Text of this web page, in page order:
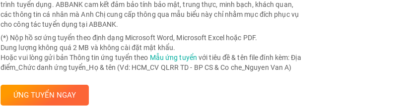
trình tuyển dụng. ABBANK cam kết đảm bảo tính bảo mật, trung thực, minh bạch, khách quan,
các thông tin cá nhân mà Anh Chị cung cấp thông qua mẫu biểu này chỉ nhằm mục đích phục vụ
cho công tác tuyển dụng tại ABBANK.
(*) Nộp hồ sơ ứng tuyển theo định dạng Microsoft Word, Microsoft Excel hoặc PDF.
Dung lượng không quá 2 MB và không cài đặt mật khẩu.
Hoặc vui lòng gửi bản Thông tin ứng tuyển theo Mẫu ứng tuyển với tiêu đề & tên file đính kèm: Địa
điểm_Chức danh ứng tuyển_Họ & tên (Vd: HCM_CV QLRR TD - BP CS & Co che_Nguyen Van A)
ỨNG TUYỂN NGAY